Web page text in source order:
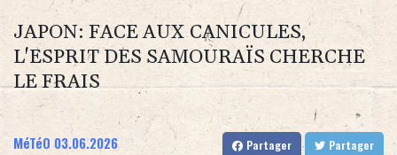
JAPON: FACE AUX CANICULES,
L'ESPRIT DES SAMOURAÏS CHERCHE
LE FRAIS
MéTéO 03.06.2026 Partager Partager